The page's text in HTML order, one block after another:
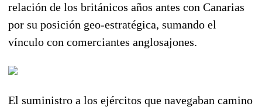
relación de los británicos años antes con Canarias
por su posición geo-estratégica, sumando el
vínculo con comerciantes anglosajones.
El suministro a los ejércitos que navegaban camino